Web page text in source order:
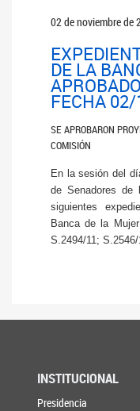
02 de noviembre de
DE LA
FECHA
SE APROBARON
COMISIÓN
En la sesión del
de Senadores de
siguientes
Banca de la
S.2494/11;
INSTITUCIONAL
Presidencia